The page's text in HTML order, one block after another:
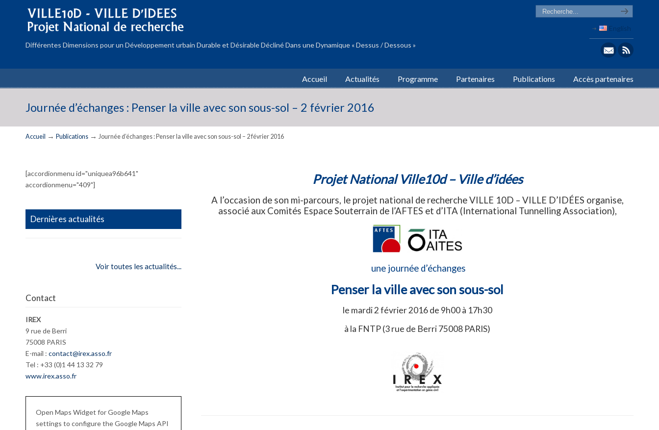
Différentes Dimensions pour un Développement urbain Durable et Désirable Décliné Dans une Dynamique « Dessus / Dessous »
English
Accueil Actualités Programme Partenaires Publications Accès partenaires
Journée d’échanges : Penser la ville avec son sous-sol – 2 février 2016
Accueil → Publications → Journée d’échanges : Penser la ville avec son sous-sol – 2 février 2016
Projet National Ville10d – Ville d’idées
A l’occasion de son mi-parcours, le projet national de recherche VILLE 10D – VILLE D’IDÉES organise,
associé aux Comités Espace Souterrain de l’AFTES et d’ITA (International Tunnelling Association),
une journée d’échanges
Penser la ville avec son sous-sol
le mardi 2 février 2016 de 9h00 à 17h30
à la FNTP (3 rue de Berri 75008 PARIS)
[accordionmenu id="uniquea96b641"
accordionmenu="409"]
Dernières actualités
Voir toutes les actualités...
Contact
IREX
9 rue de Berri
75008 PARIS
E-mail : contact@irex.asso.fr
Tel : +33 (0)1 44 13 32 79
www.irex.asso.fr
Open Maps Widget for Google Maps
settings to configure the Google Maps API